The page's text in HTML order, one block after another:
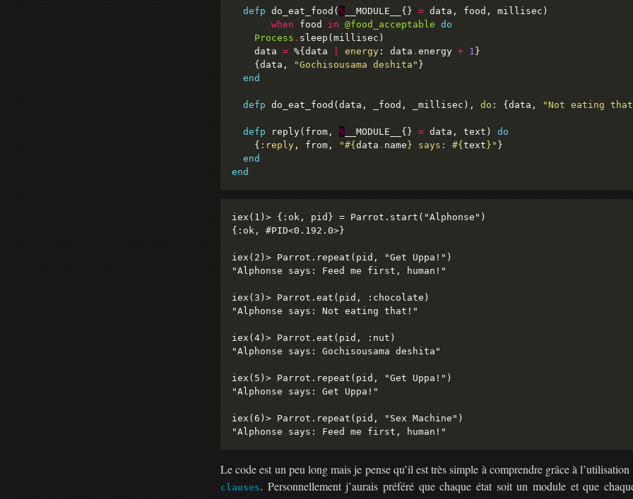
defp do_eat_food( % __MODULE__{} =
when food in @food_acceptable do
Process .
    data
= %{data energy : data . energy + 1
    {data,
"Gochisousama deshita"
end
defp do_eat_food(data, _food, _millisec), do : {data, "Not eating
defp reply(from, % __MODULE__{} = data, text) do
    {
:reply , from, "#{ data . name } says: #{ text } "
end
end
iex(1)> {:ok, pid} = Parrot.start("Alphonse")
{:ok, #PID<0.192.0>}
iex(2)> Parrot.repeat(pid, "Get Uppa!")
"Alphonse says: Feed me first, human!"
iex(3)> Parrot.eat(pid, :chocolate)
"Alphonse says: Not eating that!"
iex(4)> Parrot.eat(pid, :nut)
"Alphonse says: Gochisousama deshita"
iex(5)> Parrot.repeat(pid, "Get Uppa!")
"Alphonse says: Get Uppa!"
iex(6)> Parrot.repeat(pid, "Sex Machine")
Le code est un peu long mais je pense qu’il est très simple à comprendre grâce à
clauses. Personnellement j’aurais préféré que chaque état soit un module et que